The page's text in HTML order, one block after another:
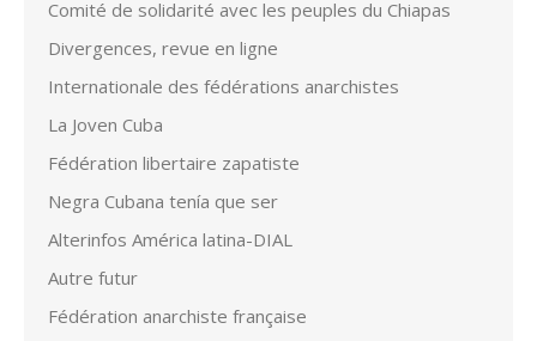
Comité de solidarité avec les peuples du Chiapas
Divergences, revue en ligne
Internationale des fédérations anarchistes
La Joven Cuba
Fédération libertaire zapatiste
Negra Cubana tenía que ser
Alterinfos América latina-DIAL
Autre futur
Fédération anarchiste française